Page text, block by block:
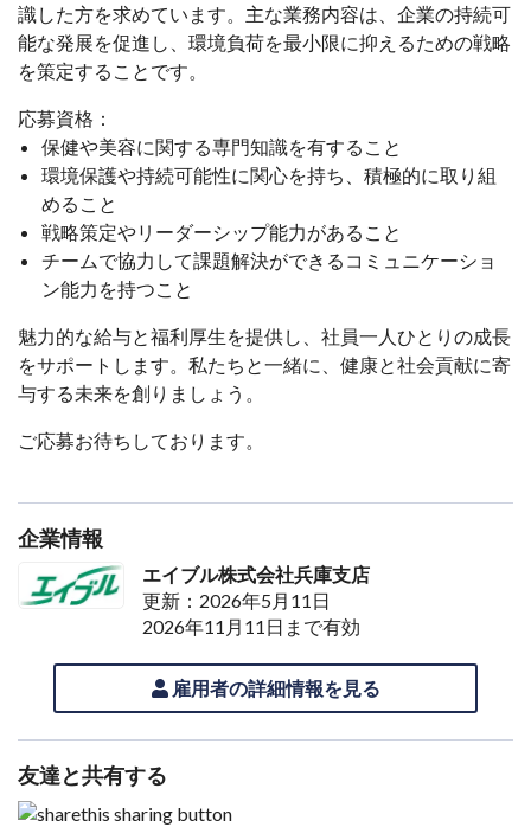
識した方を求めています。主な業務内容は、企業の持続可
能な発展を促進し、環境負荷を最小限に抑えるための戦略
を策定することです。
応募資格：
保健や美容に関する専門知識を有すること
環境保護や持続可能性に関心を持ち、積極的に取り組
めること
戦略策定やリーダーシップ能力があること
チームで協力して課題解決ができるコミュニケーショ
ン能力を持つこと
魅力的な給与と福利厚生を提供し、社員一人ひとりの成長
をサポートします。私たちと一緒に、健康と社会貢献に寄
与する未来を創りましょう。
ご応募お待ちしております。
企業情報
エイブル株式会社兵庫支店
更新：2026年5月11日
2026年11月11日まで有効
雇用者の詳細情報を見る
友達と共有する